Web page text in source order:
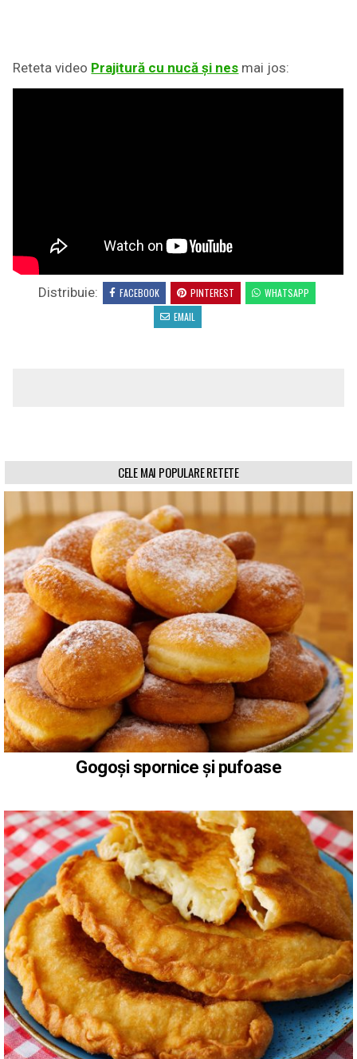
Reteta video Prajitură cu nucă și nes mai jos:
Distribuie: FACEBOOK PINTEREST
WHATSAPP
EMAIL
CELE MAI POPULARE RETETE
Gogoși spornice și pufoase